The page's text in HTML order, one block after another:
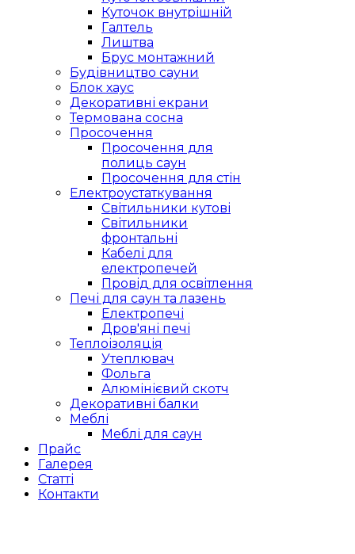
Куточок внутрішній
Галтель
Лиштва
Брус монтажний
Будівництво сауни
Блок хаус
Декоративні екрани
Термована сосна
Просочення
Просочення для
полиць саун
Просочення для стін
Електроустаткування
Світильники кутові
Світильники
фронтальні
Кабелі для
електропечей
Провід для освітлення
Печі для саун та лазень
Електропечі
Дров'яні печі
Теплоізоляція
Утеплювач
Фольга
Алюмінієвий скотч
Декоративні балки
Меблі
Меблі для саун
Прайс
Галерея
Статті
Контакти